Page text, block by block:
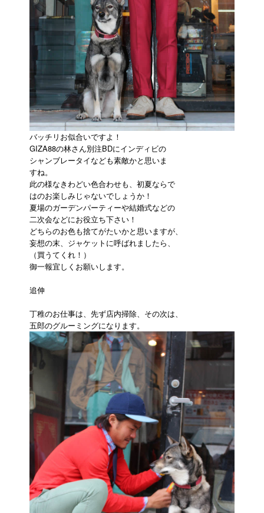
バッチリお似合いですよ！
GIZA88の林さん別注BDにインディビの
シャンブレータイなども素敵かと思いま
すね。
此の様なきわどい色合わせも、初夏ならで
はのお楽しみじゃないでしょうか！
夏場のガーデンパーティーや結婚式などの
二次会などにお役立ち下さい！
どちらのお色も捨てがたいかと思いますが、
妄想の末、ジャケットに呼ばれましたら、
（買うてくれ！）
御一報宜しくお願いします。
追伸
丁稚のお仕事は、先ず店内掃除、その次は、
五郎のグルーミングになります。